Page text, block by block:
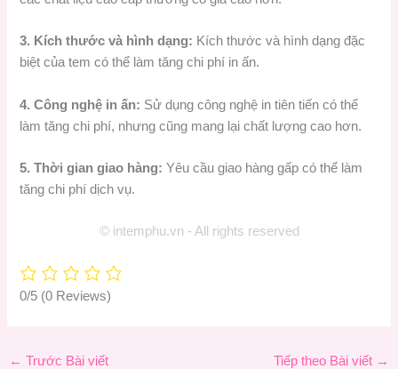
3. Kích thước và hình dạng: Kích thước và hình dạng đặc
biệt của tem có thể làm tăng chi phí in ấn.
4. Công nghệ in ấn: Sử dụng công nghệ in tiên tiến có thể
làm tăng chi phí, nhưng cũng mang lại chất lượng cao hơn.
5. Thời gian giao hàng: Yêu cầu giao hàng gấp có thể làm
tăng chi phí dịch vụ.
© intemphu.vn - All rights reserved
0/5 (0 Reviews)
← Trước Bài viết Tiếp theo Bài viết →